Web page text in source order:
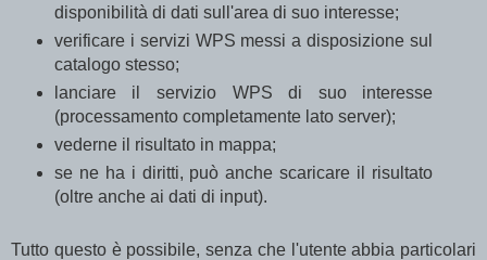
disponibilità di dati sull'area di suo interesse;
verificare i servizi WPS messi a disposizione sul
catalogo stesso;
lanciare il servizio WPS di suo interesse
(processamento completamente lato server);
vederne il risultato in mappa;
se ne ha i diritti, può anche scaricare il risultato
(oltre anche ai dati di input).
Tutto questo è possibile, senza che l'utente abbia particolari